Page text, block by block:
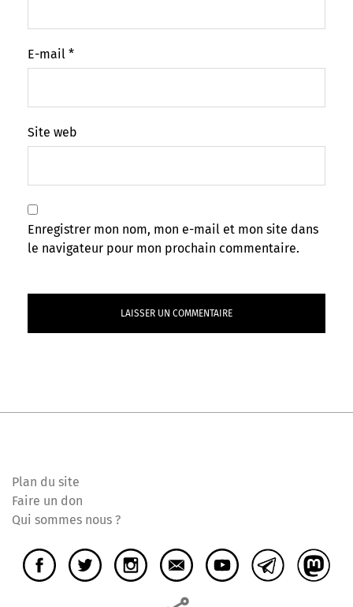
E-mail *
Site web
Enregistrer mon nom, mon e-mail et mon site dans
le navigateur pour mon prochain commentaire.
Plan du site
Faire un don
Qui sommes nous ?